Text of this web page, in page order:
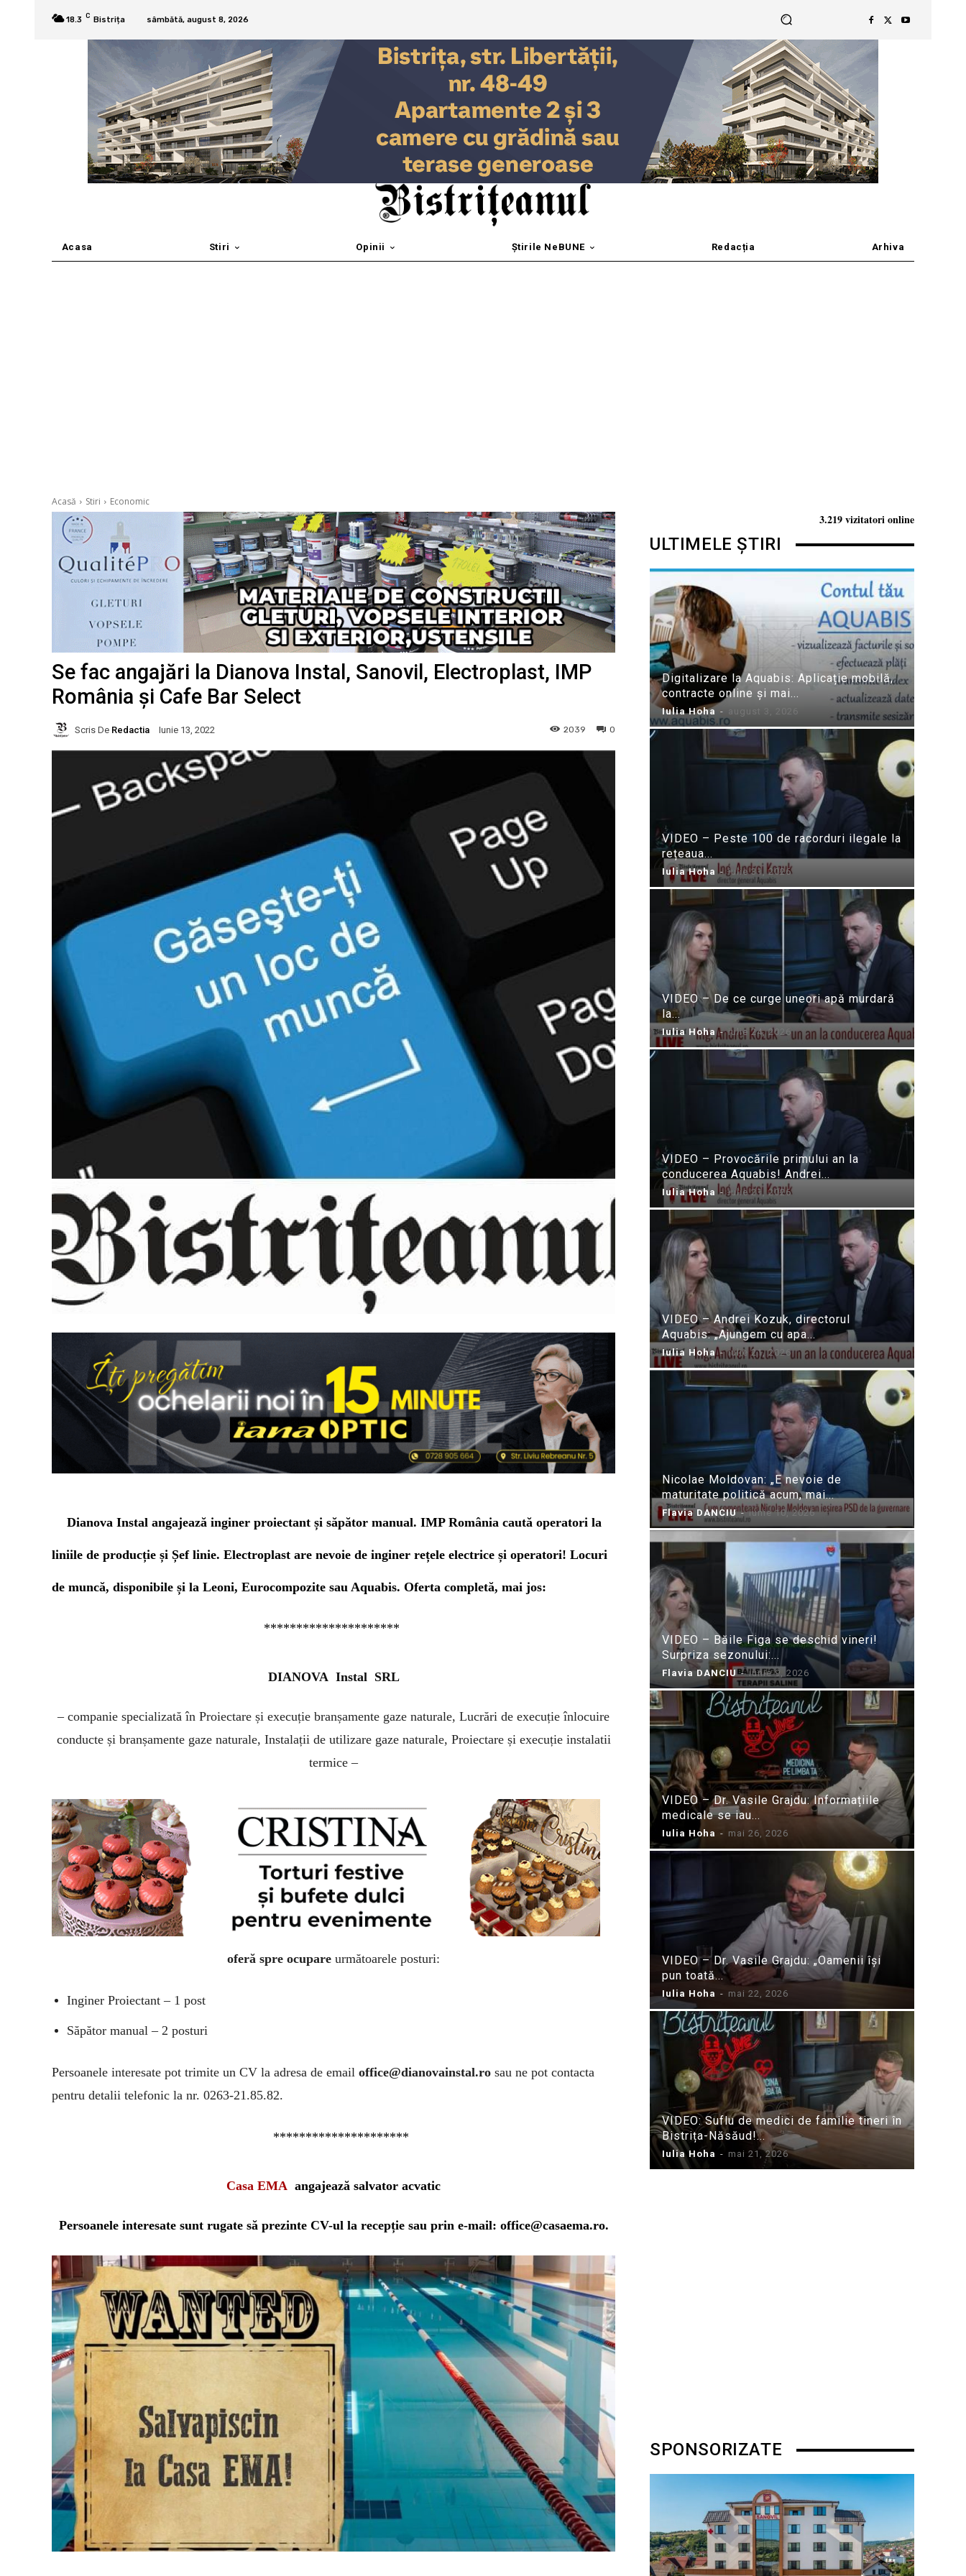
18.3 C Bistrița sâmbătă, august 8, 2026
Acasa Stiri Opinii Știrile NeBUNE Redacția Arhiva
Acasă Stiri Economic
Se fac angajări la Dianova Instal, Sanovil, Electroplast, IMP
România și Cafe Bar Select
Scris De Redactia Iunie 13, 2022 0
2039
Dianova Instal angajează inginer proiectant și săpător manual. IMP România caută operatori la
liniile de producție și Șef linie. Electroplast are nevoie de inginer rețele electrice și operatori! Locuri
de muncă, disponibile și la Leoni, Eurocompozite sau Aquabis. Oferta completă, mai jos:
*********************
DIANOVA Instal SRL
– companie specializată în Proiectare și execuție branșamente gaze naturale, Lucrări de execuție înlocuire
conducte și branșamente gaze naturale, Instalații de utilizare gaze naturale, Proiectare și execuție instalatii
termice –
oferă spre ocupare următoarele posturi:
Inginer Proiectant – 1 post
Săpător manual – 2 posturi
Persoanele interesate pot trimite un CV la adresa de email office@dianovainstal.ro sau ne pot contacta
pentru detalii telefonic la nr. 0263-21.85.82.
*********************
Casa EMA angajează salvator acvatic
Persoanele interesate sunt rugate să prezinte CV-ul la recepție sau prin e-mail: office@casaema.ro.
3.219 vizitatori online
ULTIMELE ȘTIRI
Digitalizare la Aquabis: Aplicație mobilă,
contracte online și mai...
Iulia Hoha - august 3, 2026
VIDEO – Peste 100 de racorduri ilegale la
rețeaua...
Iulia Hoha - iulie 31, 2026
VIDEO – De ce curge uneori apă murdară
la...
Iulia Hoha - iulie 24, 2026
VIDEO – Provocările primului an la
conducerea Aquabis! Andrei...
Iulia Hoha - iulie 21, 2026
VIDEO – Andrei Kozuk, directorul
Aquabis: „Ajungem cu apa...
Iulia Hoha - iulie 21, 2026
Nicolae Moldovan: „E nevoie de
maturitate politică acum, mai...
Flavia DANCIU - iunie 10, 2026
VIDEO – Băile Figa se deschid vineri!
Surpriza sezonului:...
Flavia DANCIU - iunie 9, 2026
VIDEO – Dr. Vasile Grajdu: Informațiile
medicale se iau...
Iulia Hoha - mai 26, 2026
VIDEO – Dr. Vasile Grajdu: „Oamenii își
pun toată...
Iulia Hoha - mai 22, 2026
VIDEO: Suflu de medici de familie tineri în
Bistrița-Năsăud!...
Iulia Hoha - mai 21, 2026
SPONSORIZATE